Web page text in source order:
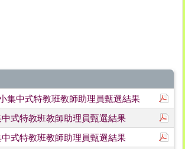
集中式特教班教師助理員甄選結果
式特教班教師助理員甄選結果
式特教班教師助理員甄選結果